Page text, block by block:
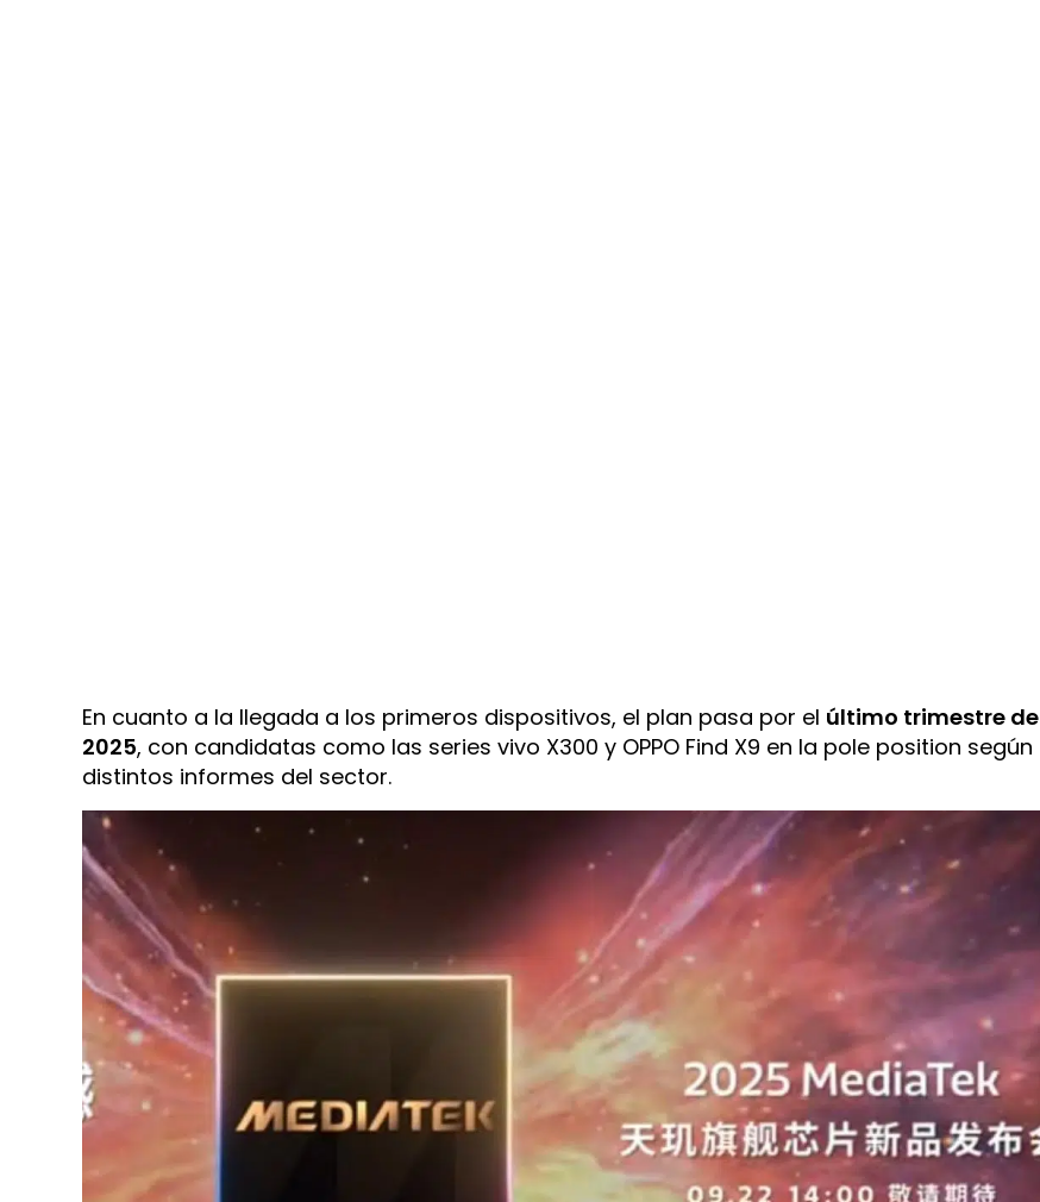
En cuanto a la llegada a los primeros dispositivos, el plan pasa por el último trimestre de
2025, con candidatas como las series vivo X300 y OPPO Find X9 en la pole position según
distintos informes del sector.